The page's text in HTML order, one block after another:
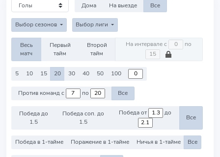
Дома На выезде Все
Выбор сезонов Выбор лиги
Весь
матч
Первый
тайм
Второй
тайм
На интервале с по
5 10 15 20 30 40 50 100
Против команд с по Все
Победа до
1.5
Победа соп. до
1.5
Победа от до
Все
Победа в 1-тайме Поражение в 1-тайме Ничья в 1-тайме Все